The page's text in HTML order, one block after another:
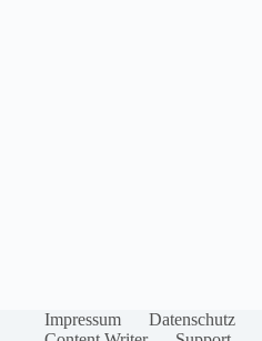
Impressum Datenschutz